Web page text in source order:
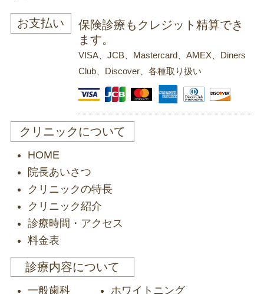
お支払い
保険診療もクレジット精算でき
ます。
VISA、JCB、Mastercard、AMEX、Diners
Club、Discover、各種取り扱い
クリニックについて
HOME
院長あいさつ
クリニックの特長
クリニック紹介
診療時間・アクセス
料金表
診療内容について
一般歯科
ホワイトニング